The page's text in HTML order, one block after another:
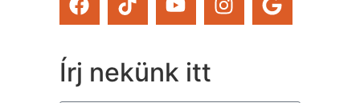
Írj nekünk itt